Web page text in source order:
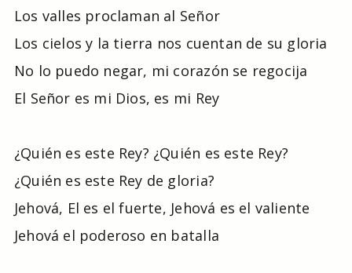
Los valles proclaman al Señor
Los cielos y la tierra nos cuentan de su gloria
No lo puedo negar, mi corazón se regocija
El Señor es mi Dios, es mi Rey
¿Quién es este Rey? ¿Quién es este Rey?
¿Quién es este Rey de gloria?
Jehová, El es el fuerte, Jehová es el valiente
Jehová el poderoso en batalla